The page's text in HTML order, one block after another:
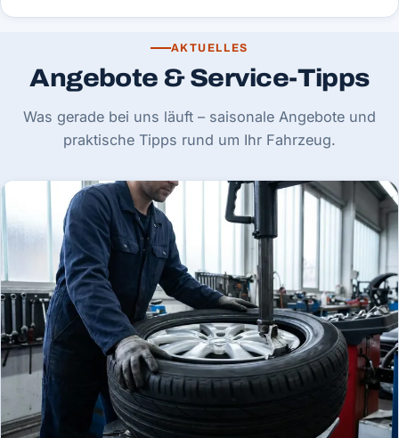
AKTUELLES
Angebote & Service-Tipps
Was gerade bei uns läuft – saisonale Angebote und
praktische Tipps rund um Ihr Fahrzeug.